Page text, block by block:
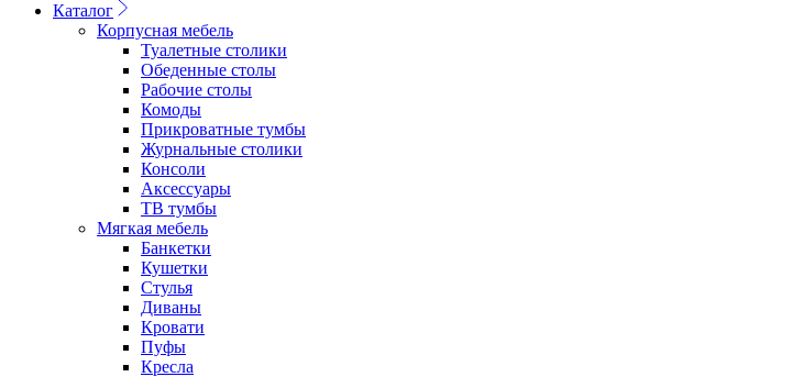
Каталог
Корпусная мебель
Туалетные столики
Обеденные cтолы
Рабочие столы
Комоды
Прикроватные тумбы
Журнальные столики
Консоли
Аксессуары
ТВ тумбы
Мягкая мебель
Банкетки
Кушетки
Стулья
Диваны
Кровати
Пуфы
Кресла